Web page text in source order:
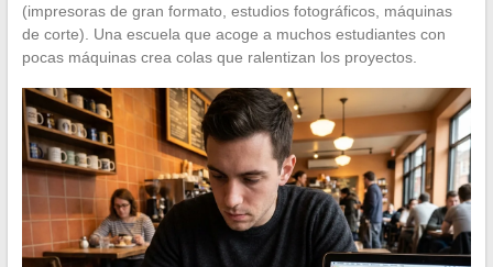
(impresoras de gran formato, estudios fotográficos, máquinas
de corte). Una escuela que acoge a muchos estudiantes con
pocas máquinas crea colas que ralentizan los proyectos.